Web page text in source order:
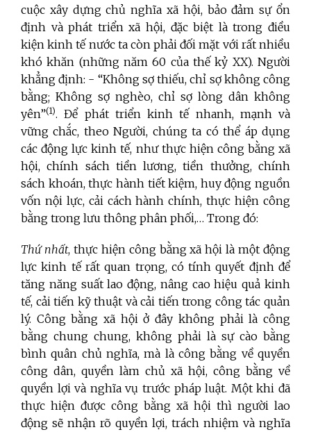
cuộc xây dựng chủ nghĩa xã hội, bảo đảm sự ổn
định và phát triển xã hội, đặc biệt là trong điều
kiện kinh tế nước ta còn phải đối mặt với rất nhiều
khó khăn (những năm 60 của thế kỷ XX). Người
khẳng định: - “Không sợ thiếu, chỉ sợ không công
bằng; Không sợ nghèo, chỉ sợ lòng dân không
yên”(1). Để phát triển kinh tế nhanh, mạnh và
vững chắc, theo Người, chúng ta có thể áp dụng
các động lực kinh tế, như thực hiện công bằng xã
hội, chính sách tiền lương, tiền thưởng, chính
sách khoán, thực hành tiết kiệm, huy động nguồn
vốn nội lực, cải cách hành chính, thực hiện công
bằng trong lưu thông phân phối,… Trong đó:
Thứ nhất, thực hiện công bằng xã hội là một động
lực kinh tế rất quan trọng, có tính quyết định để
tăng năng suất lao động, nâng cao hiệu quả kinh
tế, cải tiến kỹ thuật và cải tiến trong công tác quản
lý. Công bằng xã hội ở đây không phải là công
bằng chung chung, không phải là sự cào bằng
bình quân chủ nghĩa, mà là công bằng về quyền
công dân, quyền làm chủ xã hội, công bằng về
quyền lợi và nghĩa vụ trước pháp luật. Một khi đã
thực hiện được công bằng xã hội thì người lao
động sẽ nhận rõ quyền lợi, trách nhiệm và nghĩa